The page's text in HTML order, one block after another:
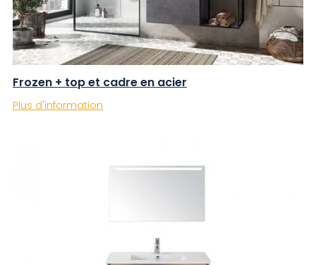
Frozen + top et cadre en acier
Plus d'information